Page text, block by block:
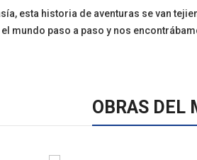
esta historia de aventuras se van
mundo paso a paso y nos
OBRAS DEL